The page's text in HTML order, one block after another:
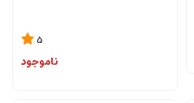
5
ناموجود